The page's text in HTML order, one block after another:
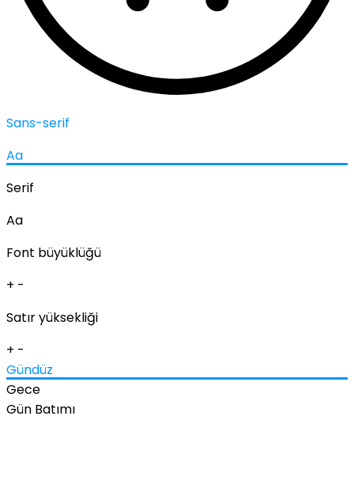
Sans-serif
Aa
Serif
Aa
Font büyüklüğü
+ -
Satır yüksekliği
+ -
Gündüz
Gece
Gün Batımı